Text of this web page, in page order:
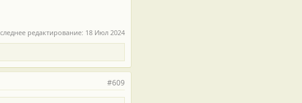
редактирование: 18 Июл 2024
#609